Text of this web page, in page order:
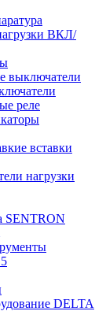
ВКЛ/
выключатели
реле
вставки
нагрузки
SENTRON
DELTA